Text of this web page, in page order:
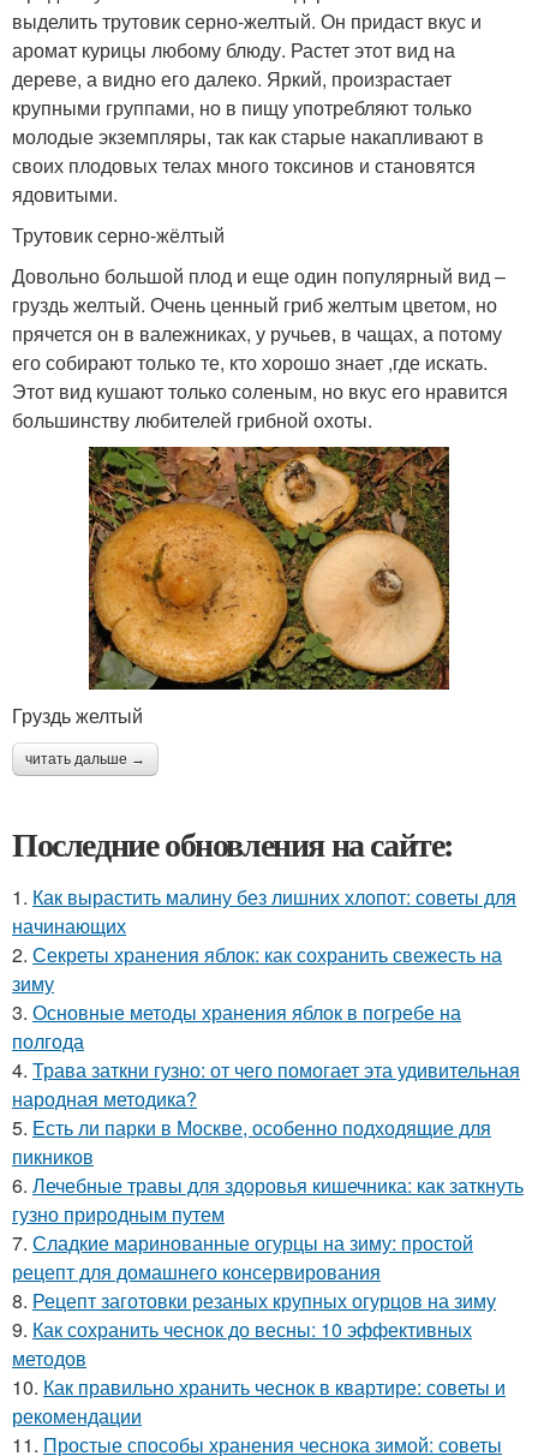
выделить трутовик серно-желтый. Он придаст вкус и
аромат курицы любому блюду. Растет этот вид на
дереве, а видно его далеко. Яркий, произрастает
крупными группами, но в пищу употребляют только
молодые экземпляры, так как старые накапливают в
своих плодовых телах много токсинов и становятся
ядовитыми.
Трутовик серно-жёлтый
Довольно большой плод и еще один популярный вид –
груздь желтый. Очень ценный гриб желтым цветом, но
прячется он в валежниках, у ручьев, в чащах, а потому
его собирают только те, кто хорошо знает ,где искать.
Этот вид кушают только соленым, но вкус его нравится
большинству любителей грибной охоты.
Груздь желтый
читать дальше →
Последние обновления на сайте:
1. Как вырастить малину без лишних хлопот: советы для
начинающих
2. Секреты хранения яблок: как сохранить свежесть на
зиму
3. Основные методы хранения яблок в погребе на
полгода
4. Трава заткни гузно: от чего помогает эта удивительная
народная методика?
5. Есть ли парки в Москве, особенно подходящие для
пикников
6. Лечебные травы для здоровья кишечника: как заткнуть
гузно природным путем
7. Сладкие маринованные огурцы на зиму: простой
рецепт для домашнего консервирования
8. Рецепт заготовки резаных крупных огурцов на зиму
9. Как сохранить чеснок до весны: 10 эффективных
методов
10. Как правильно хранить чеснок в квартире: советы и
рекомендации
11. Простые способы хранения чеснока зимой: советы